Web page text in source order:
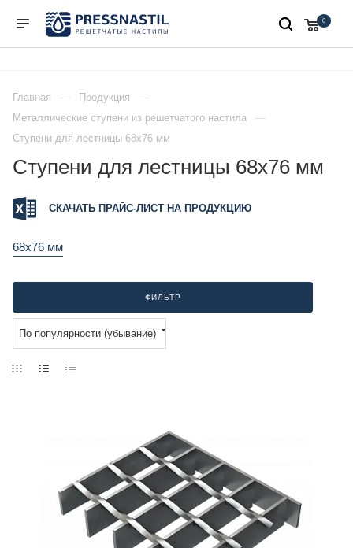
0
Главная
Продукция
Металлические ступени из решетчатого настила
Ступени для лестницы 68x76 мм
Ступени для лестницы 68x76 мм
СКАЧАТЬ ПРАЙС-ЛИСТ НА ПРОДУКЦИЮ
68x76 мм
ФИЛЬТР
По популярности (убывание)